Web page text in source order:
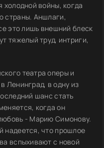
войны, когда
страны. Аншлаги,
это лишь внешний блеск
тяжелый труд, интриги,
театра оперы и
Ленинград, в одну из
шанс стать
когда он
- Марию Симонову.
надеется, что прошлое
вспыхивают с новой